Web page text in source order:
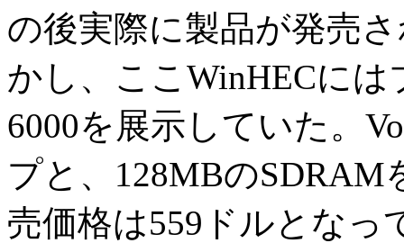
の後実際に製品が発売
かし、ここWinHECには
6000を展示していた。
プと、128MBの
売価格は559ドルとなっ